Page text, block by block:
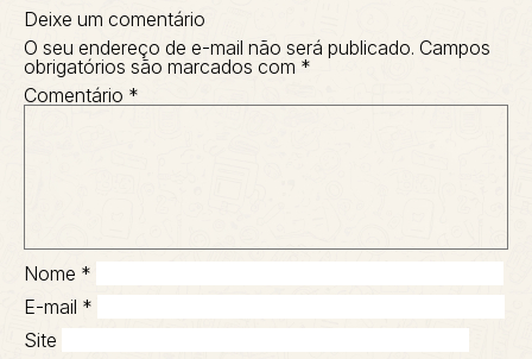
Deixe um comentário
O seu endereço de e-mail não será publicado. Campos
obrigatórios são marcados com *
Comentário *
Nome *
E-mail *
Site